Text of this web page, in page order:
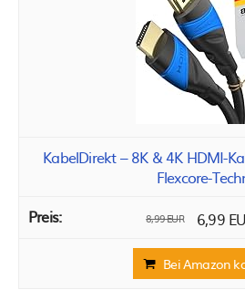
KabelDirekt – 8K & 4K HDMI-
Flexcore-
8,99 EUR 6,99
Bei Amazon